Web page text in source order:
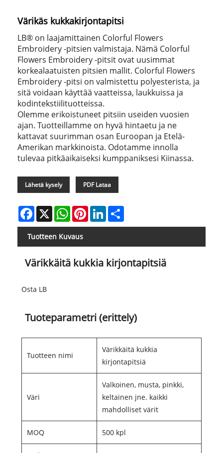
Värikäs kukkakirjontapitsi
LB® on laajamittainen Colorful Flowers
Embroidery -pitsien valmistaja. Nämä Colorful
Flowers Embroidery -pitsit ovat uusimmat
korkealaatuisten pitsien mallit. Colorful Flowers
Embroidery -pitsi on valmistettu polyesterista, ja
sitä voidaan käyttää vaatteissa, laukkuissa ja
kodintekstiilituotteissa.
Olemme erikoistuneet pitsiin useiden vuosien
ajan. Tuotteillamme on hyvä hintaetu ja ne
kattavat suurimman osan Euroopan ja Etelä-
Amerikan markkinoista. Odotamme innolla
tulevaa pitkäaikaiseksi kumppaniksesi Kiinassa.
Lähetä kysely PDF Lataa
Facebook
X WhatsAppPinterestLinkedIn
Tuotteen Kuvaus
Värikkäitä kukkia kirjontapitsiä
Osta LB
Tuoteparametri (erittely)
Tuotteen nimi
Värikkäitä kukkia
kirjontapitsiä
Väri
Valkoinen, musta, pinkki,
keltainen jne. kaikki
mahdolliset värit
MOQ 500 kpl